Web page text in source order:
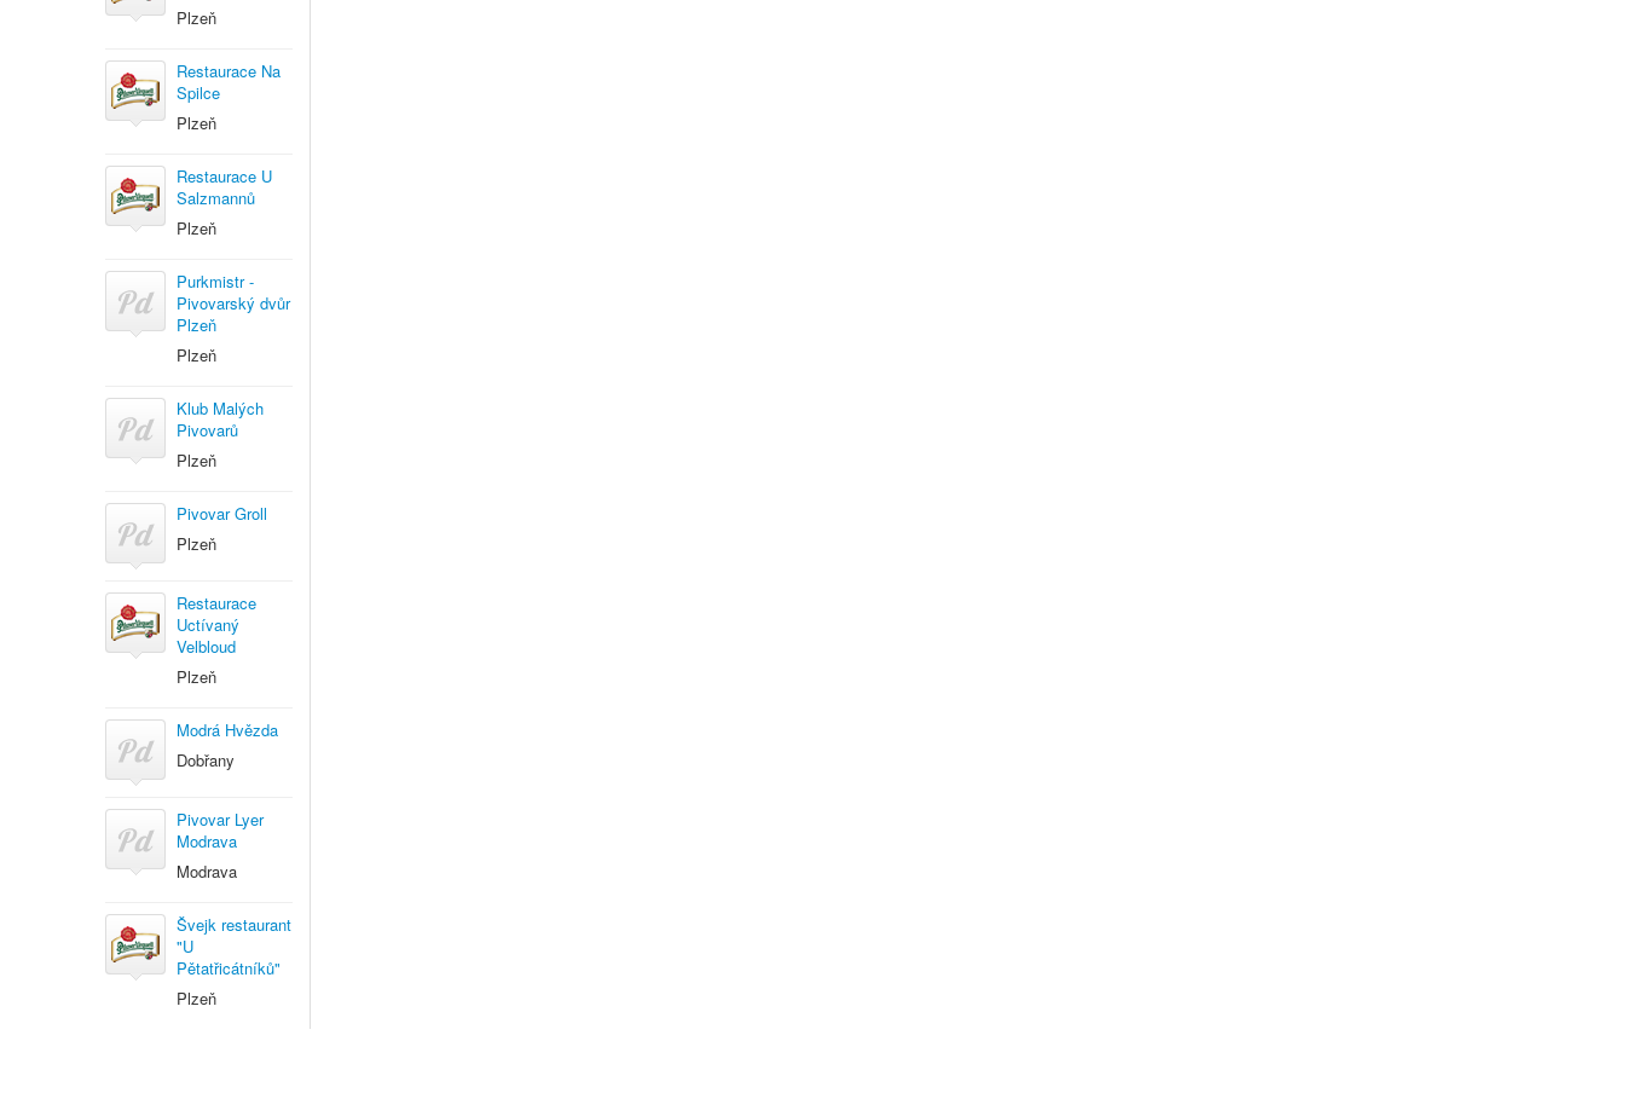
Plzeň
Restaurace Na
Spilce
Plzeň
Restaurace U
Salzmannů
Plzeň
Purkmistr -
Pivovarský dvůr
Plzeň
Plzeň
Klub Malých
Pivovarů
Plzeň
Pivovar Groll
Plzeň
Restaurace
Uctívaný
Velbloud
Plzeň
Modrá Hvězda
Dobřany
Pivovar Lyer
Modrava
Modrava
Švejk restaurant
"U
Pětatřicátníků"
Plzeň